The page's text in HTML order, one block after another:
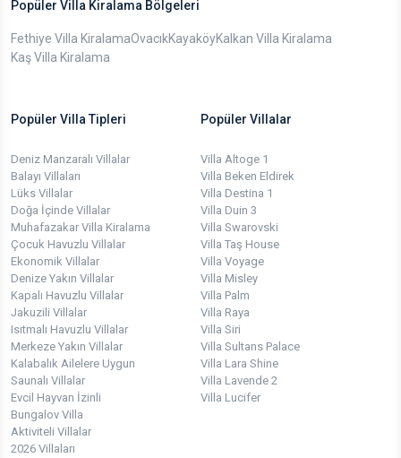
Popüler Villa Kiralama Bölgeleri
Fethiye Villa KiralamaOvacıkKayaköyKalkan Villa Kiralama
Kaş Villa Kiralama
Popüler Villa Tipleri
Deniz Manzaralı Villalar
Balayı Villaları
Lüks Villalar
Doğa İçinde Villalar
Muhafazakar Villa Kiralama
Çocuk Havuzlu Villalar
Ekonomik Villalar
Denize Yakın Villalar
Kapalı Havuzlu Villalar
Jakuzili Villalar
Isıtmalı Havuzlu Villalar
Merkeze Yakın Villalar
Kalabalık Ailelere Uygun
Saunalı Villalar
Evcil Hayvan İzinli
Bungalov Villa
Aktiviteli Villalar
2026 Villaları
Popüler Villalar
Villa Altoge 1
Villa Beken Eldirek
Villa Destina 1
Villa Duin 3
Villa Swarovski
Villa Taş House
Villa Voyage
Villa Misley
Villa Palm
Villa Raya
Villa Siri
Villa Sultans Palace
Villa Lara Shine
Villa Lavende 2
Villa Lucifer